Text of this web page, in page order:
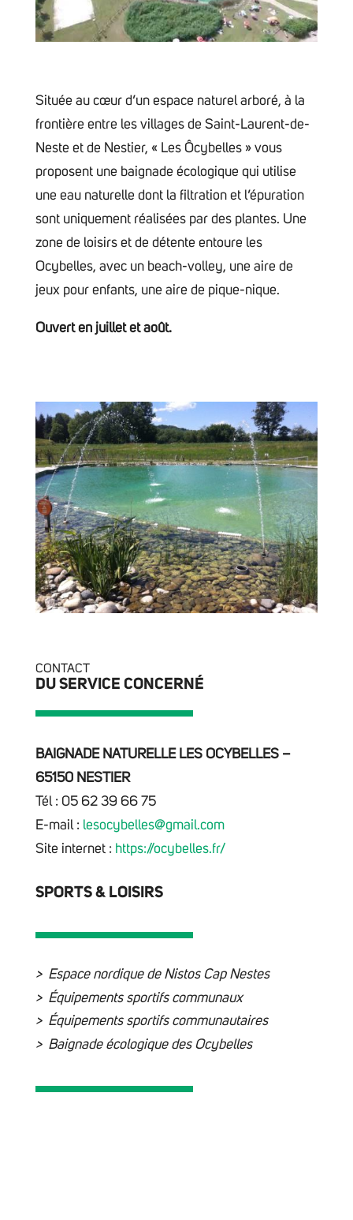
Située au cœur d’un espace naturel arboré, à la
frontière entre les villages de Saint-Laurent-de-
Neste et de Nestier, « Les Ôcybelles » vous
proposent une baignade écologique qui utilise
une eau naturelle dont la filtration et l’épuration
sont uniquement réalisées par des plantes. Une
zone de loisirs et de détente entoure les
Ocybelles, avec un beach-volley, une aire de
jeux pour enfants, une aire de pique-nique.
Ouvert en juillet et août.
CONTACT
DU SERVICE CONCERNÉ
BAIGNADE NATURELLE LES OCYBELLES –
65150 NESTIER
Tél : 05 62 39 66 75
E-mail : lesocybelles@gmail.com
Site internet : https://ocybelles.fr/
SPORTS & LOISIRS
Espace nordique de Nistos Cap Nestes
Équipements sportifs communaux
Équipements sportifs communautaires
Baignade écologique des Ocybelles